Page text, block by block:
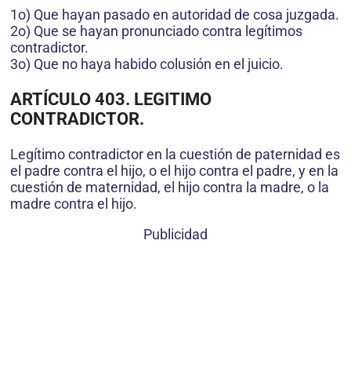
1o) Que hayan pasado en autoridad de cosa juzgada.
2o) Que se hayan pronunciado contra legítimos
contradictor.
3o) Que no haya habido colusión en el juicio.
ARTÍCULO 403. LEGITIMO
CONTRADICTOR.
Legítimo contradictor en la cuestión de paternidad es
el padre contra el hijo, o el hijo contra el padre, y en la
cuestión de maternidad, el hijo contra la madre, o la
madre contra el hijo.
Publicidad